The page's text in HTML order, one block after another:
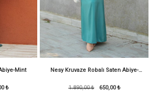
Mint
₺
Nesy Kruvaze Robalı Saten Abiye-
KoyuMint650,00 ₺
1.890,00 ₺